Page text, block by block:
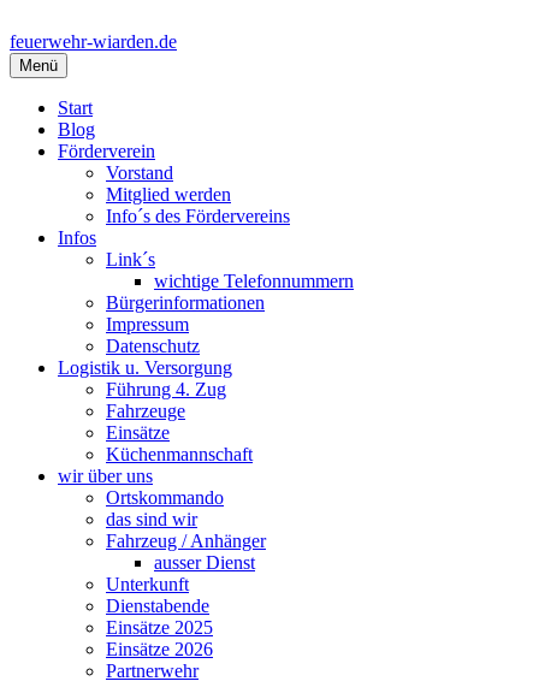
zum
Inhalt
feuerwehr-wiarden.de
Menü
Start
Blog
Förderverein
Vorstand
Mitglied werden
Info´s des Fördervereins
Infos
Link´s
wichtige Telefonnummern
Bürgerinformationen
Impressum
Datenschutz
Logistik u. Versorgung
Führung 4. Zug
Fahrzeuge
Einsätze
Küchenmannschaft
wir über uns
Ortskommando
das sind wir
Fahrzeug / Anhänger
ausser Dienst
Unterkunft
Dienstabende
Einsätze 2025
Einsätze 2026
Partnerwehr